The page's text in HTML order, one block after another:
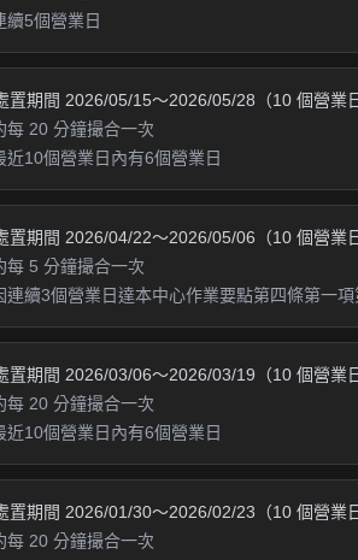
續5個營業日
置期間 2026/05/15～2026/05/28（10 個營業日
每 20 分鐘撮合一次
近10個營業日內有6個營業日
置期間 2026/04/22～2026/05/06（10 個營業日
每 5 分鐘撮合一次
連續3個營業日達本中心作業要點第四條第一
置期間 2026/03/06～2026/03/19（10 個營業日
每 20 分鐘撮合一次
近10個營業日內有6個營業日
置期間 2026/01/30～2026/02/23（10 個營業日
每 20 分鐘撮合一次